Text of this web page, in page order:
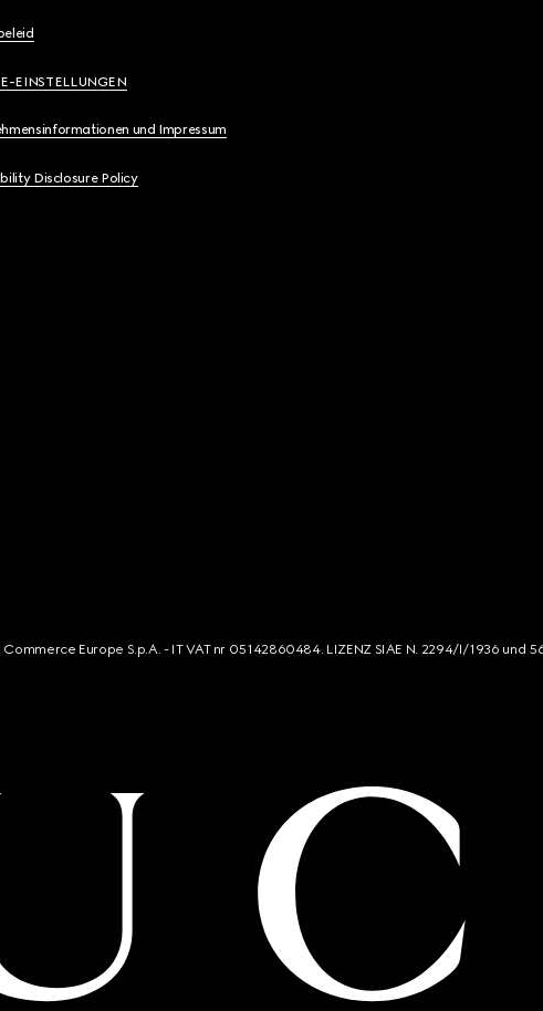
EINSTELLUNGEN
und Impressum
Disclosure Policy
Europe S.p.A. - IT VAT nr 05142860484. LIZENZ SIAE N. 2294/I/1936 und